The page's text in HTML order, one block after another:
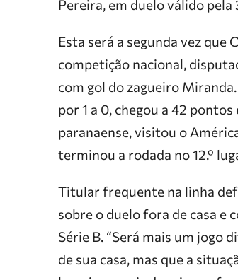
Pereira, em duelo válido pela
Esta será a segunda vez
competição nacional,
com gol do zagueiro
por 1 a 0, chegou a 42 pontos
paranaense, visitou o
terminou a rodada no 12.º
Titular frequente na linha
sobre o duelo fora de casa e
Série B. “Será mais um
de sua casa, mas que a